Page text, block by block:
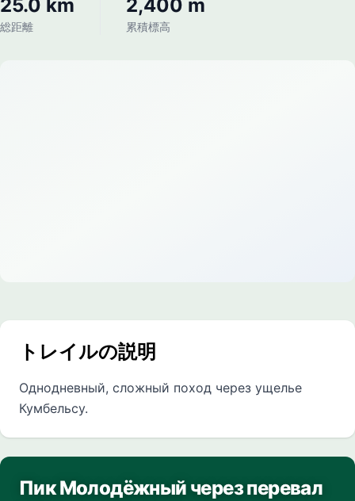
25.0 km
総距離
2,400 m
累積標高
トレイルの説明
Однодневный, сложный поход через ущелье
Кумбельсу.
Пик Молодёжный через перевал